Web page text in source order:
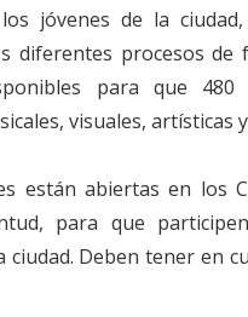
jóvenes de la
diferentes procesos de
para que 480
visuales, artísticas
están abiertas en los
para que
ciudad. Deben tener en